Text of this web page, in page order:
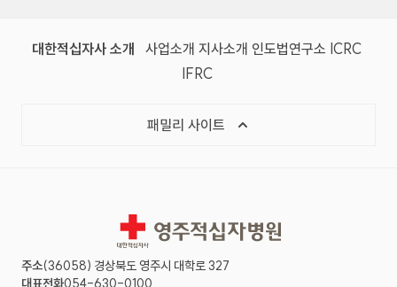
대한적십자사 소개 사업소개 지사소개 인도법연구소 ICRC
IFRC
패밀리 사이트
영주적십자병원
주소(36058) 경상북도 영주시 대학로 327
대표전화054-630-0100